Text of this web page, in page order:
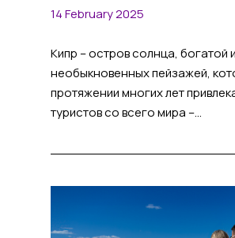
14 February 2025
Кипр – остров солнца, богатой
необыкновенных пейзажей,
протяжении многих лет
туристов со всего мира –...